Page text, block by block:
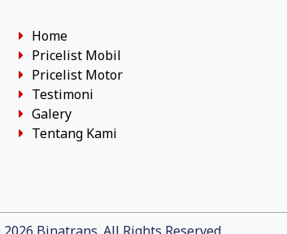
Home
Pricelist Mobil
Pricelist Motor
Testimoni
Galery
Tentang Kami